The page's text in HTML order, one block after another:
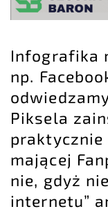
Infografika
np.
Piksela
mającej
nie, gdyż
internetu”